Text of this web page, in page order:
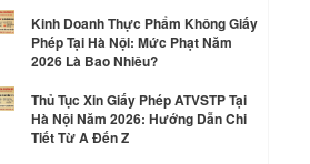
Kinh Doanh Thực Phẩm Không Giấy
Phép Tại Hà Nội: Mức Phạt Năm
2026 Là Bao Nhiêu?
Thủ Tục Xin Giấy Phép ATVSTP Tại
Hà Nội Năm 2026: Hướng Dẫn Chi
Tiết Từ A Đến Z